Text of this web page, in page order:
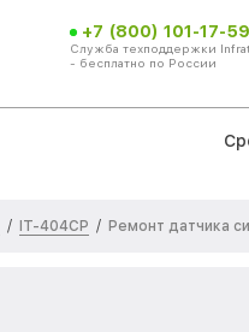
+7 (800) 101-17-59
Служба техподдержки
- бесплатно по России
/ IT-404CP / Ремонт датчика